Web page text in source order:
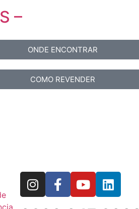
–
ONDE ENCONTRAR
COMO REVENDER